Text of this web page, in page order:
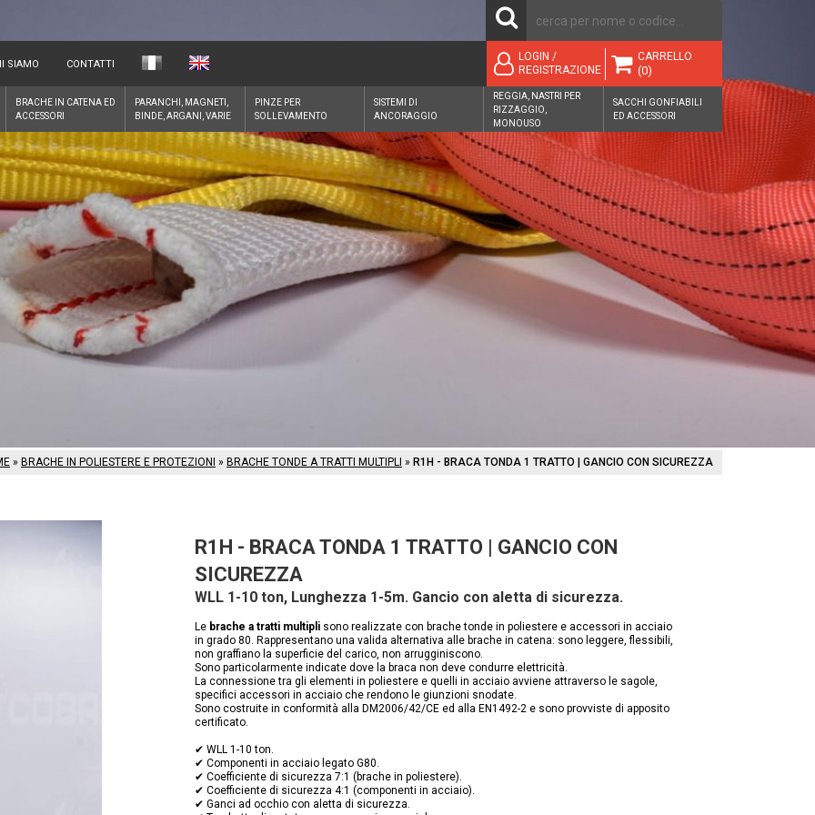
SIAMO CONTATTI
LOGIN /
REGISTRAZIONE
CARRELLO
(0)
BRACHE IN CATENA ED
ACCESSORI
PARANCHI, MAGNETI,
BINDE, ARGANI, VARIE
PINZE PER
SOLLEVAMENTO
SISTEMI DI
ANCORAGGIO
REGGIA, NASTRI PER
RIZZAGGIO,
MONOUSO
SACCHI GONFIABILI
ED ACCESSORI
» BRACHE IN POLIESTERE E PROTEZIONI » BRACHE TONDE A TRATTI MULTIPLI » R1H - BRACA TONDA 1 TRATTO | GANCIO CON SICUREZZA
R1H - BRACA TONDA 1 TRATTO | GANCIO CON
SICUREZZA
WLL 1-10 ton, Lunghezza 1-5m. Gancio con aletta di sicurezza.
Le brache a tratti multiplisono realizzate con brache tonde in poliestere e accessori in acciaio
in grado 80. Rappresentano una valida alternativa alle brache in catena: sono leggere, flessibili,
non graffiano la superficie del carico, non arrugginiscono.
Sono particolarmente indicate dove la braca non deve condurre elettricità.
La connessione tra gli elementi in poliestere e quelli in acciaio avviene attraverso le sagole,
specifici accessori in acciaio che rendono le giunzioni snodate.
Sono costruite in conformità alla DM2006/42/CE ed alla EN1492-2 e sono provviste di apposito
certificato.
✔ WLL 1-10 ton.
✔ Componenti in acciaio legato G80.
✔ Coefficiente di sicurezza 7:1 (brache in poliestere).
✔ Coefficiente di sicurezza 4:1 (componenti in acciaio).
✔ Ganci ad occhio con aletta di sicurezza.